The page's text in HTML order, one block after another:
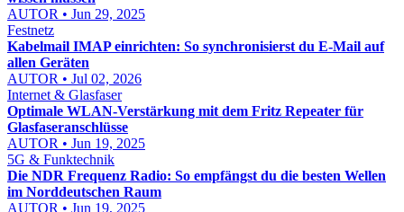
AUTOR • Jun 29, 2025
Festnetz
Kabelmail IMAP einrichten: So synchronisierst du E-Mail auf
allen Geräten
AUTOR • Jul 02, 2026
Internet & Glasfaser
Optimale WLAN-Verstärkung mit dem Fritz Repeater für
Glasfaseranschlüsse
AUTOR • Jun 19, 2025
5G & Funktechnik
Die NDR Frequenz Radio: So empfängst du die besten Wellen
im Norddeutschen Raum
AUTOR • Jun 19, 2025